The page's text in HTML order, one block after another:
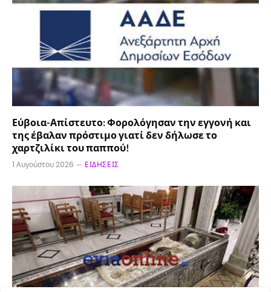
Εύβοια-Απίστευτο: Φορολόγησαν την εγγονή και
της έβαλαν πρόστιμο γιατί δεν δήλωσε το
χαρτζιλίκι του παππού!
1 Αυγούστου 2026 ΕΙΔΉΣΕΙΣ